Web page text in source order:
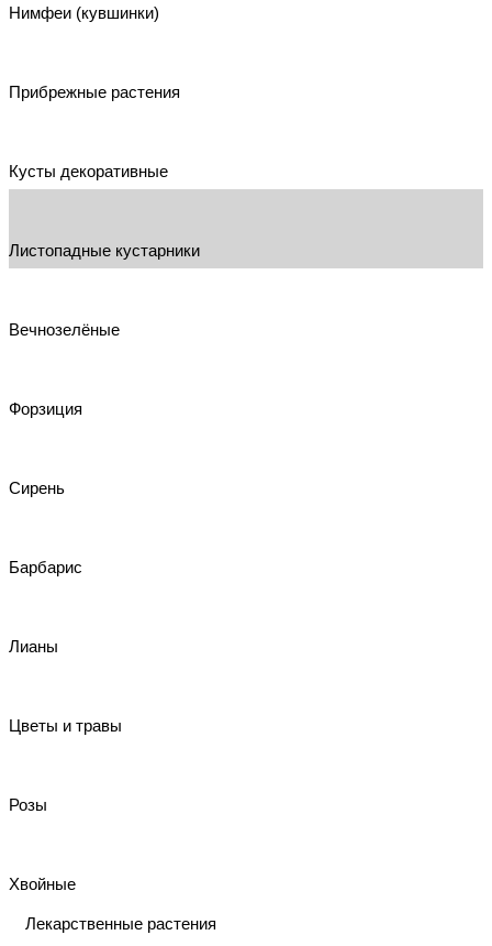
Нимфеи (кувшинки)
Прибрежные растения
Кусты декоративные
Листопадные кустарники
Вечнозелёные
Форзиция
Сирень
Барбарис
Лианы
Цветы и травы
Розы
Хвойные
Лекарственные растения